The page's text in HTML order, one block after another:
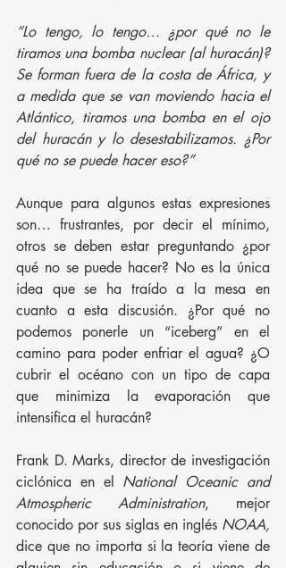
“Lo tengo, lo tengo… ¿por qué no le
tiramos una bomba nuclear (al huracán)?
Se forman fuera de la costa de África, y
a medida que se van moviendo hacia el
Atlántico, tiramos una bomba en el ojo
del huracán y lo desestabilizamos. ¿Por
qué no se puede hacer eso?”
Aunque para algunos estas expresiones
son… frustrantes, por decir el mínimo,
otros se deben estar preguntando ¿por
qué no se puede hacer? No es la única
idea que se ha traído a la mesa en
cuanto a esta discusión. ¿Por qué no
podemos ponerle un “iceberg” en el
camino para poder enfriar el agua? ¿O
cubrir el océano con un tipo de capa
que minimiza la evaporación que
intensifica el huracán?
Frank D. Marks, director de investigación
ciclónica en el National Oceanic and
Atmospheric Administration, mejor
conocido por sus siglas en inglés NOAA,
dice que no importa si la teoría viene de